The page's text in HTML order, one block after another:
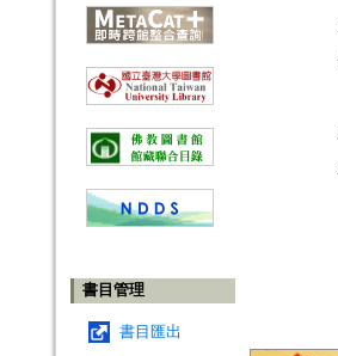
書目管理
書目匯出